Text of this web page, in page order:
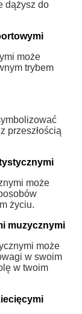
dążysz do
może
trybem
przeszłością
może
życiu.
muzycznymi
może
w swoim
w twoim